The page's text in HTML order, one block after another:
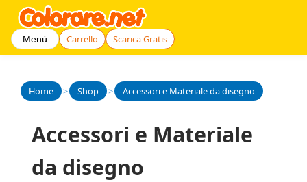
Menù Carrello Scarica Gratis
Home > Shop > Accessori e Materiale da disegno
Accessori e Materiale
da disegno